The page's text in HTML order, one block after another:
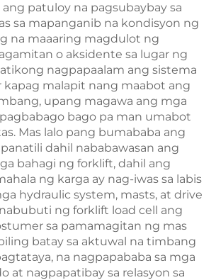
patuloy na pagsubaybay sa
sa mapanganib na kondisyon ng
na maaaring magdulot ng
o aksidente sa lugar ng
nagpapaalam ang sistema
kapag malapit nang maabot ang
upang magawa ang mga
bago pa man umabot
Mas lalo pang bumababa ang
dahil nababawasan ang
bahagi ng forklift, dahil ang
ng karga ay nag-iwas sa labis
hydraulic system, masts, at drive
ng forklift load cell ang
sa pamamagitan ng mas
batay sa aktuwal na timbang
na nagpapababa sa mga
at nagpapatibay sa relasyon sa